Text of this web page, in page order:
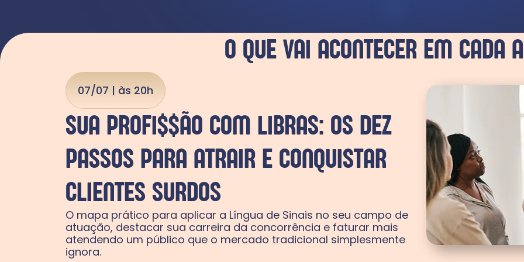
O QUE VAI ACONTECER EM CADA
07/07 | às 20h
SUA PROFI$$ÃO COM LIBRAS: OS DEZ
PASSOS PARA ATRAIR E CONQUISTAR
CLIENTES SURDOS
O mapa prático para aplicar a Língua de Sinais no seu campo de
atuação, destacar sua carreira da concorrência e faturar mais
atendendo um público que o mercado tradicional simplesmente
ignora.